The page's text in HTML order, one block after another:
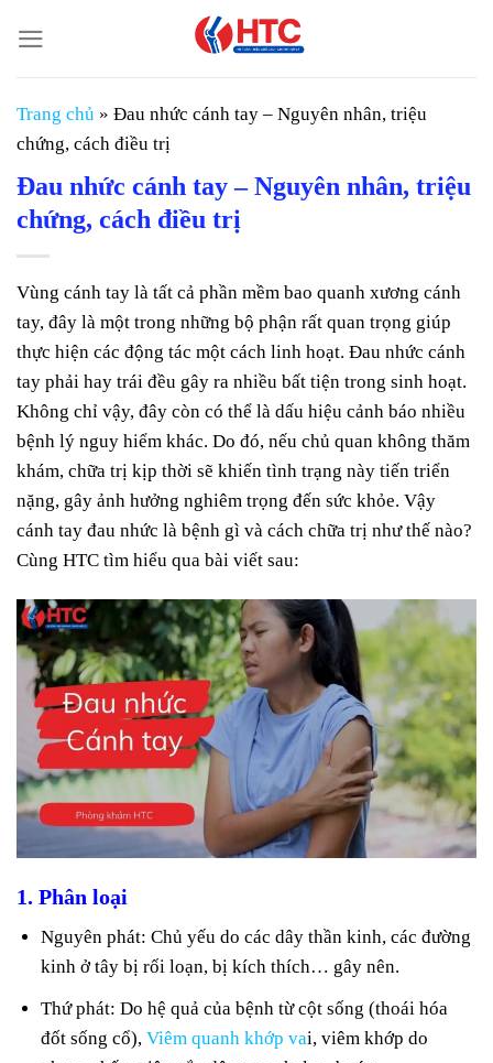
đến
nội
dung
Trang chủ » Đau nhức cánh tay – Nguyên nhân, triệu
chứng, cách điều trị
Đau nhức cánh tay – Nguyên nhân, triệu
chứng, cách điều trị
Vùng cánh tay là tất cả phần mềm bao quanh xương cánh
tay, đây là một trong những bộ phận rất quan trọng giúp
thực hiện các động tác một cách linh hoạt. Đau nhức cánh
tay phải hay trái đều gây ra nhiều bất tiện trong sinh hoạt.
Không chỉ vậy, đây còn có thể là dấu hiệu cảnh báo nhiều
bệnh lý nguy hiểm khác. Do đó, nếu chủ quan không thăm
khám, chữa trị kịp thời sẽ khiến tình trạng này tiến triển
nặng, gây ảnh hưởng nghiêm trọng đến sức khỏe. Vậy
cánh tay đau nhức là bệnh gì và cách chữa trị như thế nào?
Cùng HTC tìm hiểu qua bài viết sau:
1. Phân loại
Nguyên phát: Chủ yếu do các dây thần kinh, các đường
kinh ở tây bị rối loạn, bị kích thích… gây nên.
Thứ phát: Do hệ quả của bệnh từ cột sống (thoái hóa
đốt sống cổ),Viêm quanh khớp vai, viêm khớp do